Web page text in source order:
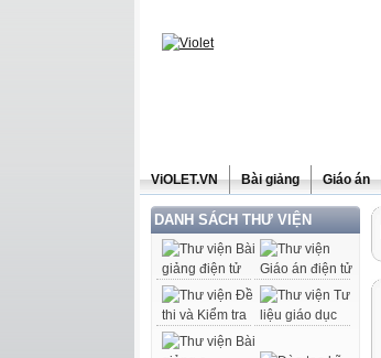
ViOLET.VN Bài giảng Giáo án
DANH SÁCH THƯ VIỆN